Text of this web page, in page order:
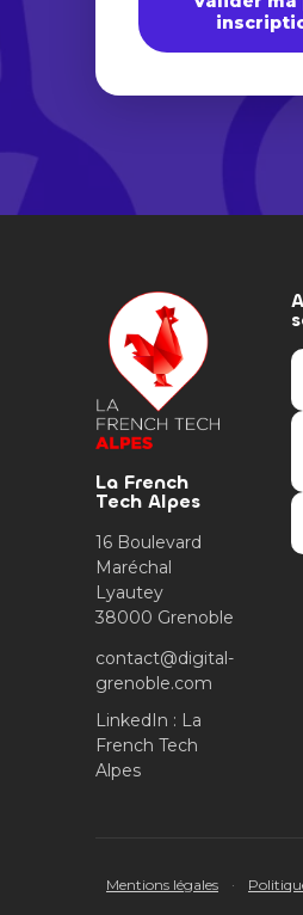
La French
Tech Alpes
16 Boulevard
Maréchal
Lyautey
38000 Grenoble
contact@digital-
grenoble.com
LinkedIn : La
French Tech
Alpes
Mentions légales ·